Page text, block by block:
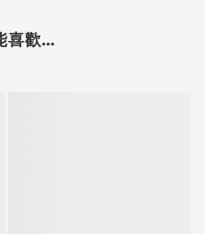
喜歡...